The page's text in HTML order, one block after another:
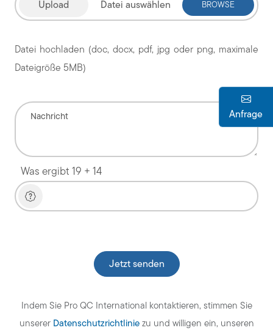
Datei auswählen
Datei hochladen (doc, docx, pdf, jpg oder png, maximale
Dateigröße 5MB)
Was ergibt 19 + 14
Indem Sie Pro QC International kontaktieren, stimmen Sie
unserer Datenschutzrichtliniezu und willigen ein, unseren
Anfrage